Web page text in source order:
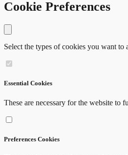
Cookie Preferences
Select the types of cookies you want to
Essential Cookies
These are necessary for the website to
Preferences Cookies